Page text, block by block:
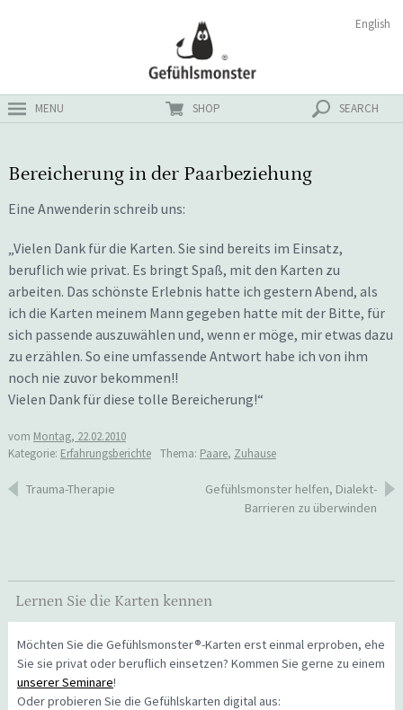
MENU SHOP SEARCH
English
Bereicherung in der Paarbeziehung
Eine Anwenderin schreib uns:
„Vielen Dank für die Karten. Sie sind bereits im Einsatz,
beruflich wie privat. Es bringt Spaß, mit den Karten zu
arbeiten. Das schönste Erlebnis hatte ich gestern Abend, als
ich die Karten meinem Mann gegeben hatte mit der Bitte, für
sich passende auszuwählen und, wenn er möge, mir etwas dazu
zu erzählen. So eine umfassende Antwort habe ich von ihm
noch nie zuvor bekommen!!
Vielen Dank für diese tolle Bereicherung!“
vom Montag, 22.02.2010
Kategorie: Erfahrungsberichte Thema: Paare, Zuhause
Beitragsnavigation
Trauma-Therapie
Gefühlsmonster helfen, Dialekt-
Barrieren zu überwinden
Lernen Sie die Karten kennen
Möchten Sie die Gefühlsmonster®-Karten erst einmal erproben, ehe
Sie sie privat oder beruflich einsetzen? Kommen Sie gerne zu einem
unserer Seminare!
Oder probieren Sie die Gefühlskarten digital aus: